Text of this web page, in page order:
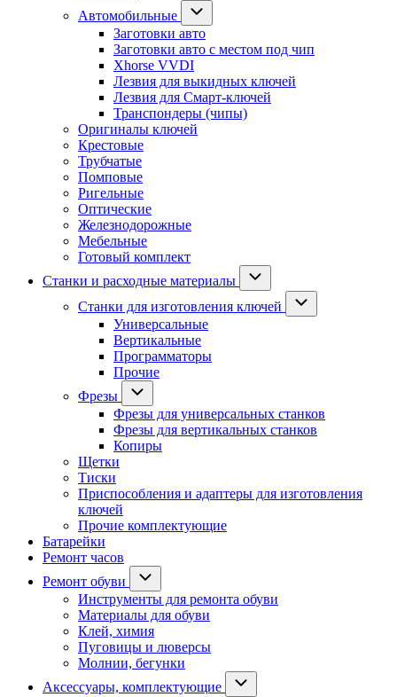
Автомобильные
Заготовки авто
Заготовки авто с местом под чип
Xhorse VVDI
Лезвия для выкидных ключей
Лезвия для Смарт-ключей
Транспондеры (чипы)
Оригиналы ключей
Крестовые
Трубчатые
Помповые
Ригельные
Оптические
Железнодорожные
Мебельные
Готовый комплект
Станки и расходные материалы
Станки для изготовления ключей
Универсальные
Вертикальные
Программаторы
Прочие
Фрезы
Фрезы для универсальных станков
Фрезы для вертикальных станков
Копиры
Щетки
Тиски
Приспособления и адаптеры для изготовления
ключей
Прочие комплектующие
Батарейки
Ремонт часов
Ремонт обуви
Инструменты для ремонта обуви
Материалы для обуви
Клей, химия
Пуговицы и люверсы
Молнии, бегунки
Аксессуары, комплектующие